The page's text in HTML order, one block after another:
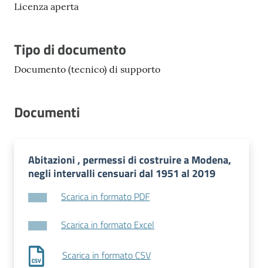
Licenza aperta
Tipo di documento
Documento (tecnico) di supporto
Documenti
Abitazioni , permessi di costruire a Modena,
negli intervalli censuari dal 1951 al 2019
Scarica in formato PDF
Scarica in formato Excel
Scarica in formato CSV